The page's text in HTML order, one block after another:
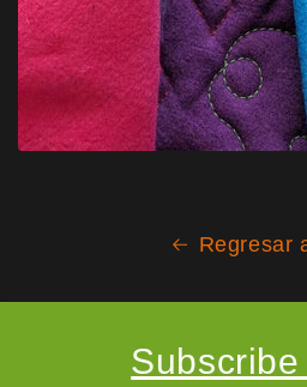
Regresar